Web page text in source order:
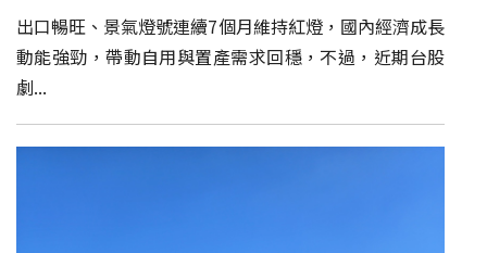
出口暢旺、景氣燈號連續7個月維持紅燈，國內經濟成長
動能強勁，帶動自用與置產需求回穩，不過，近期台股
劇...